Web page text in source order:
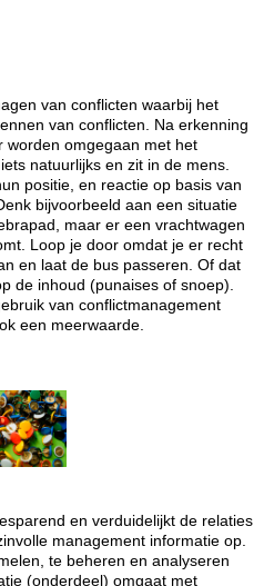
van conflicten waarbij het
van conflicten. Na erkenning
worden omgegaan met het
natuurlijks en zit in de mens.
positie, en reactie op basis van
bijvoorbeeld aan een situatie
maar er een vrachtwagen
Loop je door omdat je er recht
en laat de bus passeren. Of dat
de inhoud (punaises of snoep).
van conflictmanagement
een meerwaarde.
en verduidelijkt de relaties
management informatie op.
te beheren en analyseren
(onderdeel) omgaat met